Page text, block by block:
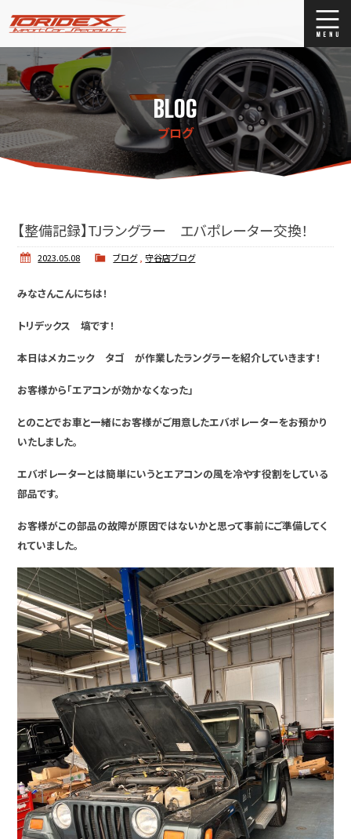
ブログ
Stock list
ストックリスト
買取
BLOG
ブログ
【整備記録】TJラングラー エバポレーター交換！
2023.05.08 ブログ,守谷店ブログ
みなさんこんにちは！
トリデックス 塙です！
本日はメカニック タゴ が作業したラングラーを紹介していきます！
お客様から「エアコンが効かなくなった」
とのことでお車と一緒にお客様がご用意したエバポレーターをお預かり
いたしました。
エバポレーターとは簡単にいうとエアコンの風を冷やす役割をしている
部品です。
お客様がこの部品の故障が原因ではないかと思って事前にご準備してく
れていました。